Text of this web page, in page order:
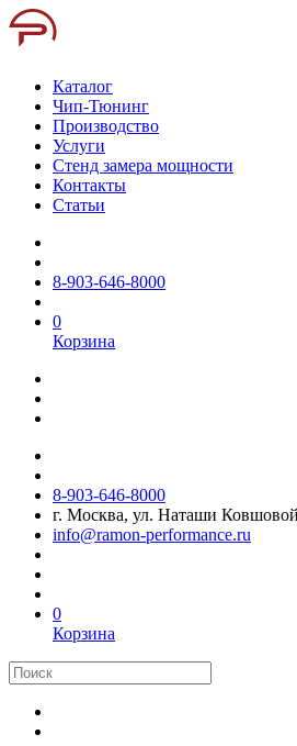
Каталог
Чип-Тюнинг
Производство
Услуги
Стенд замера мощности
Контакты
Статьи
8-903-646-8000
0
Корзина
8-903-646-8000
г. Москва, ул. Наташи
info@ramon-performance.ru
0
Корзина